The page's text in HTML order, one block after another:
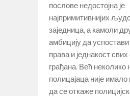
послове недостојна је
најпримитивнијих
заједница, а камоли
амбицију да
права и једнакост свих
грађана. Већ
полицајаца није
да се откаже